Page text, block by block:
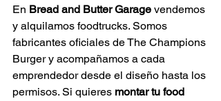
En Bread and Butter Garage vendemos
y alquilamos foodtrucks. Somos
fabricantes oficiales de The Champions
Burger y acompañamos a cada
emprendedor desde el diseño hasta los
permisos. Si quieres montar tu food